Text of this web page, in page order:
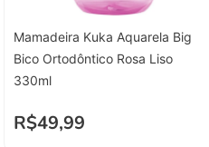
Mamadeira Kuka Aquarela Big
Bico Ortodôntico Rosa Liso
330ml
R$49,99